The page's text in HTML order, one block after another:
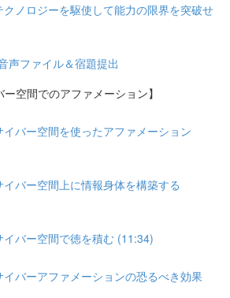
ノロジーを駆使して能力の限界を突破せ
ファイル＆宿題提出
空間でのアファメーション】
バー空間を使ったアファメーション
バー空間上に情報身体を構築する
バー空間で徳を積む (11:34)
バーアファメーションの恐るべき効果